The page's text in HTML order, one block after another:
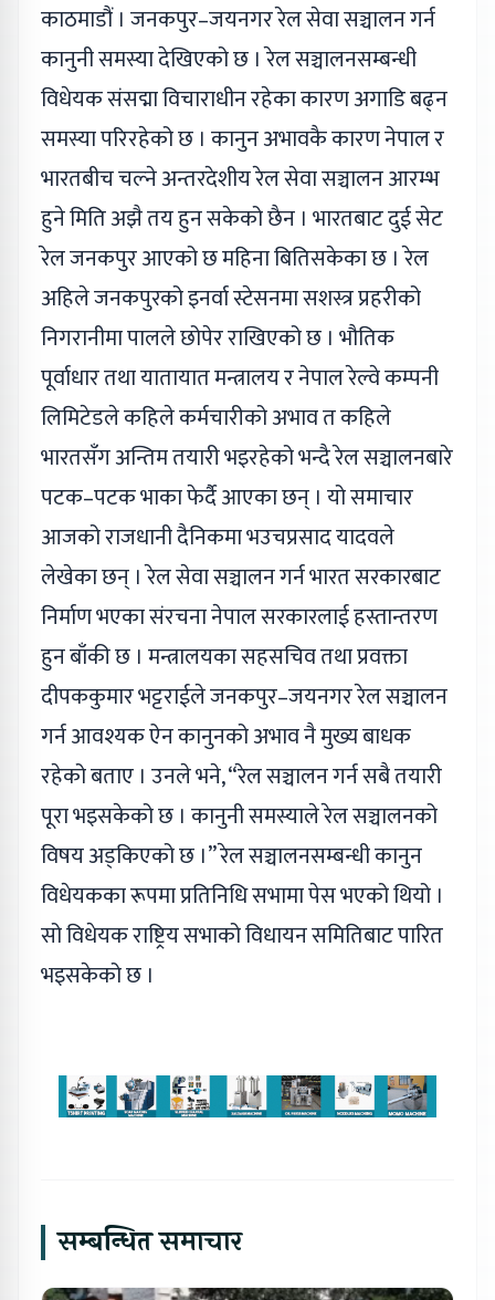
काठमाडौं । जनकपुर–जयनगर रेल सेवा सञ्चालन गर्न
कानुनी समस्या देखिएको छ । रेल सञ्चालनसम्बन्धी
विधेयक संसद्मा विचाराधीन रहेका कारण अगाडि बढ्न
समस्या परिरहेको छ । कानुन अभावकै कारण नेपाल र
भारतबीच चल्ने अन्तरदेशीय रेल सेवा सञ्चालन आरम्भ
हुने मिति अझै तय हुन सकेको छैन । भारतबाट दुई सेट
रेल जनकपुर आएको छ महिना बितिसकेका छ । रेल
अहिले जनकपुरको इनर्वा स्टेसनमा सशस्त्र प्रहरीको
निगरानीमा पालले छोपेर राखिएको छ । भौतिक
पूर्वाधार तथा यातायात मन्त्रालय र नेपाल रेल्वे कम्पनी
लिमिटेडले कहिले कर्मचारीको अभाव त कहिले
भारतसँग अन्तिम तयारी भइरहेको भन्दै रेल सञ्चालनबारे
पटक–पटक भाका फेर्दै आएका छन् । यो समाचार
आजको राजधानी दैनिकमा भउचप्रसाद यादवले
लेखेका छन् । रेल सेवा सञ्चालन गर्न भारत सरकारबाट
निर्माण भएका संरचना नेपाल सरकारलाई हस्तान्तरण
हुन बाँकी छ । मन्त्रालयका सहसचिव तथा प्रवक्ता
दीपककुमार भट्टराईले जनकपुर–जयनगर रेल सञ्चालन
गर्न आवश्यक ऐन कानुनको अभाव नै मुख्य बाधक
रहेको बताए । उनले भने, “रेल सञ्चालन गर्न सबै तयारी
पूरा भइसकेको छ । कानुनी समस्याले रेल सञ्चालनको
विषय अड्किएको छ ।” रेल सञ्चालनसम्बन्धी कानुन
विधेयकका रूपमा प्रतिनिधि सभामा पेस भएको थियो ।
सो विधेयक राष्ट्रिय सभाको विधायन समितिबाट पारित
भइसकेको छ ।
सम्बन्धित समाचार